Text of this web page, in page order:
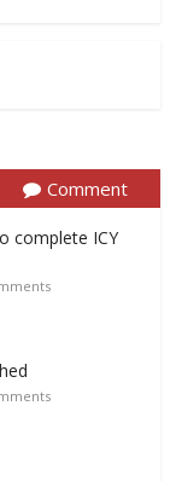
Comment
complete ICY